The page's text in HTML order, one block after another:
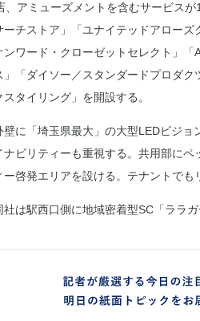
、アミューズメントを含むサービス
ーチストア」「ユナイテッドアロー
ンワード・クローゼットセレクト」
」「ダイソー／スタンダードプロダ
スタイリング」を開設する。
に「埼玉県最大」の大型LEDビジョ
ナビリティーも重視する。共用部に
ー啓発エリアを設ける。テナントでも
は駅西口側に地域密着型SC「ララガ